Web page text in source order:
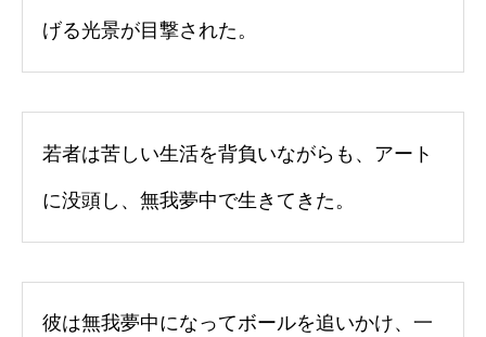
げる光景が目撃された。
若者は苦しい生活を背負いながらも、アート
に没頭し、無我夢中で生きてきた。
彼は無我夢中になってボールを追いかけ、一